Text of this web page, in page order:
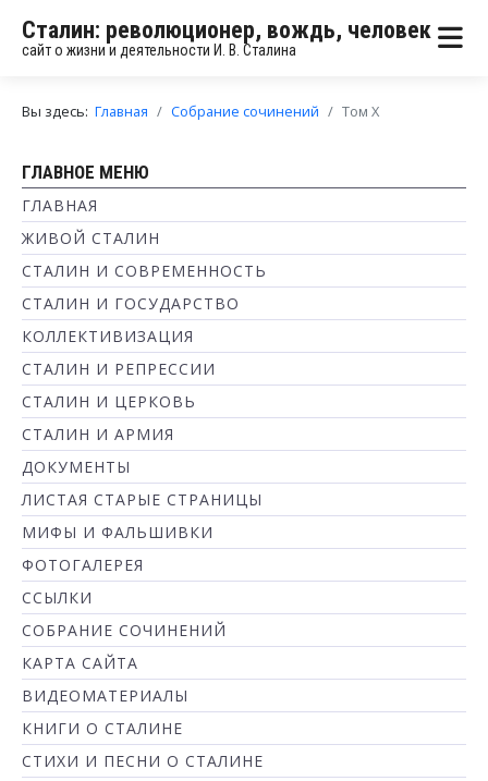
Сталин: революционер, вождь, человек
сайт о жизни и деятельности И. В. Сталина
Вы здесь: Главная Собрание сочинений Том X
ГЛАВНОЕ МЕНЮ
ГЛАВНАЯ
ЖИВОЙ СТАЛИН
СТАЛИН И СОВРЕМЕННОСТЬ
СТАЛИН И ГОСУДАРСТВО
КОЛЛЕКТИВИЗАЦИЯ
СТАЛИН И РЕПРЕССИИ
СТАЛИН И ЦЕРКОВЬ
СТАЛИН И АРМИЯ
ДОКУМЕНТЫ
ЛИСТАЯ СТАРЫЕ СТРАНИЦЫ
МИФЫ И ФАЛЬШИВКИ
ФОТОГАЛЕРЕЯ
ССЫЛКИ
СОБРАНИЕ СОЧИНЕНИЙ
КАРТА САЙТА
ВИДЕОМАТЕРИАЛЫ
КНИГИ О СТАЛИНЕ
СТИХИ И ПЕСНИ О СТАЛИНЕ